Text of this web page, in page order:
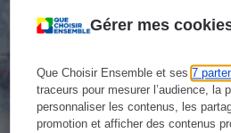
Gérer mes
Que Choisir Ensemble et ses7
traceurs pour mesurer l’audience, la
personnaliser les contenus, les
promotion et afficher des contenus